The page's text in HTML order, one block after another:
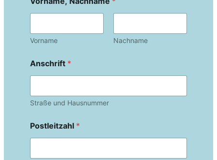
Vorname Nachname
Anschrift *
Straße und Hausnummer
Postleitzahl *